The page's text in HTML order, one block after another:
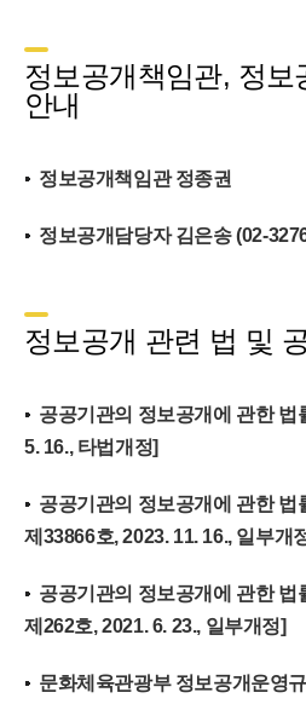
정보공개책임관, 정보
안내
정보공개책임관 정종권
정보공개담당자 김은송 (02-
정보공개 관련 법 및
공공기관의 정보공개에 관한 법
5. 16., 타법개정]
공공기관의 정보공개에 관한 법
제33866호, 2023. 11. 16., 일부개
공공기관의 정보공개에 관한
제262호, 2021. 6. 23., 일부개정]
문화체육관광부 정보공개운영